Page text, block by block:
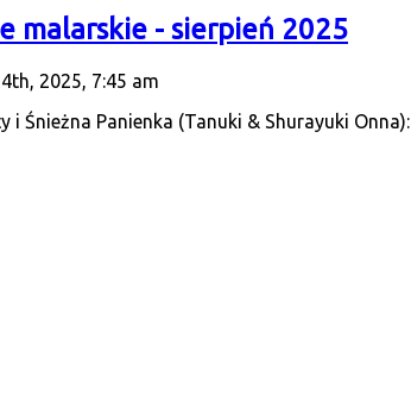
malarskie - sierpień 2025
2025, 7:45 am
i Śnieżna Panienka (Tanuki & Shurayuki Onna):